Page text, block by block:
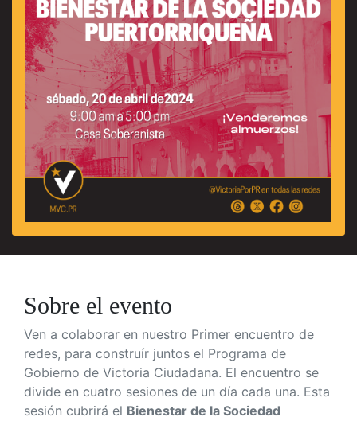
Sobre el evento
Ven a colaborar en nuestro Primer encuentro de
redes, para construír juntos el Programa de
Gobierno de Victoria Ciudadana. El encuentro se
divide en cuatro sesiones de un día cada una. Esta
sesión cubrirá el Bienestar de la Sociedad